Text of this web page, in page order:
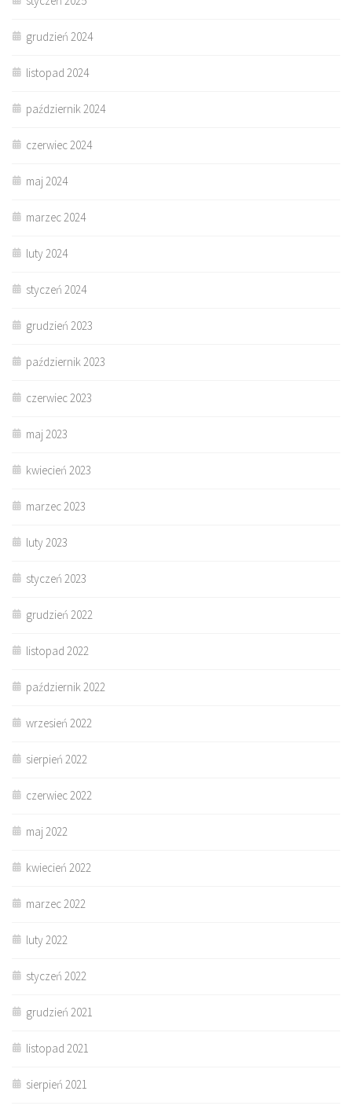
grudzień 2024
listopad 2024
październik 2024
czerwiec 2024
maj 2024
marzec 2024
luty 2024
styczeń 2024
grudzień 2023
październik 2023
czerwiec 2023
maj 2023
kwiecień 2023
marzec 2023
luty 2023
styczeń 2023
grudzień 2022
listopad 2022
październik 2022
wrzesień 2022
sierpień 2022
czerwiec 2022
maj 2022
kwiecień 2022
marzec 2022
luty 2022
styczeń 2022
grudzień 2021
listopad 2021
sierpień 2021